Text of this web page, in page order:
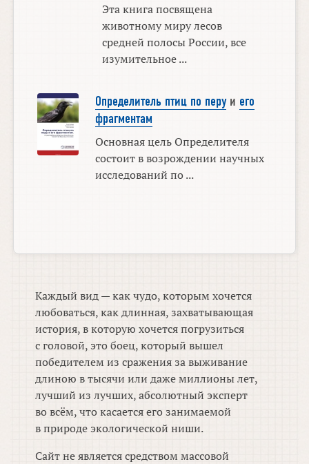
Эта книга посвящена
животному миру лесов
средней полосы России, все
изумительное ...
Определитель птиц по перуи его
фрагментам
Основная цель Определителя
состоит в возрождении научных
исследований по ...
Каждый вид — как чудо, которым хочется
любоваться, как длинная, захватывающая
история, в которую хочется погрузиться
с головой, это боец, который вышел
победителем из сражения за выживание
длиною в тысячи или даже миллионы лет,
лучший из лучших, абсолютный эксперт
во всём, что касается его занимаемой
в природе экологической ниши.
Сайт не является средством массовой